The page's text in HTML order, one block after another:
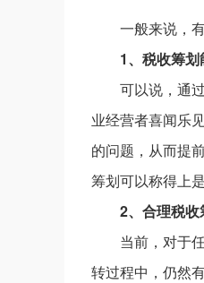
一般来说，
1、税收筹
可以说，通
业经营者喜闻乐
的问题，从而提
筹划可以称得上
2、合理税
当前，对于
转过程中，仍然